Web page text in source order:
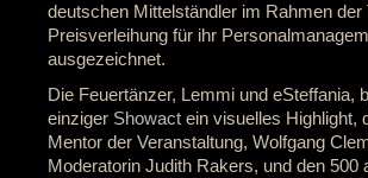
deutschen Mittelständler im Rahmen
Preisverleihung für ihr
ausgezeichnet.
Die Feuertänzer, Lemmi und eSteffania,
einziger Showact ein visuelles Highlight,
Mentor der Veranstaltung, Wolfgang
Moderatorin Judith Rakers, und den 500